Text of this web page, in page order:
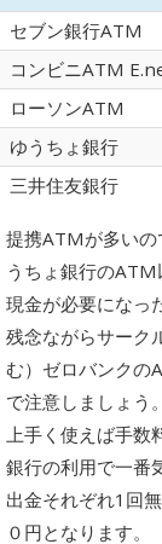
セブン銀行ATM
コンビニATM
ローソンATM
ゆうちょ銀行
三井住友銀行
提携ATMが多いの
うちょ銀行の
現金が必要になっ
残念ながらサーク
む）ゼロバンクの
で注意しましょう。
上手く使えば手数
銀行の利用で一番
出金それぞれ1回
０円となります。